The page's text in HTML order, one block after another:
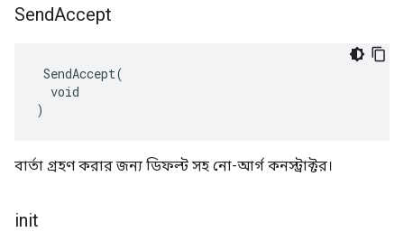
SendAccept
SendAccept(
  void
)
বার্তা গ্রহণ করার জন্য ডিফল্ট সহ নো-আর্গ কনস্ট্রাক্টর।
init